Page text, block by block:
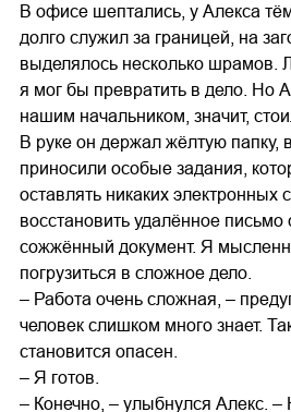
В офисе шептались, у Алекса
долго служил за границей, на
выделялось несколько шрамов.
я мог бы превратить в дело. Но
нашим начальником, значит,
В руке он держал жёлтую папку,
приносили особые задания,
оставлять никаких
восстановить удалённое письмо
сожжённый документ. Я
погрузиться в сложное дело.
– Работа очень сложная, –
человек слишком много знает.
становится опасен.
– Я готов.
– Конечно, – улыбнулся Алекс. –